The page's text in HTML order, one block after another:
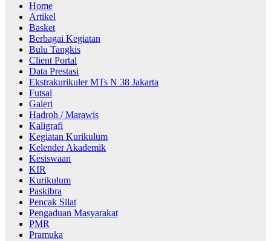
Home
Artikel
Basket
Berbagai Kegiatan
Bulu Tangkis
Client Portal
Data Prestasi
Ekstrakurikuler MTs N 38 Jakarta
Futsal
Galeri
Hadroh / Marawis
Kaligrafi
Kegiatan Kurikulum
Kelender Akademik
Kesiswaan
KIR
Kurikulum
Paskibra
Pencak Silat
Pengaduan Masyarakat
PMR
Pramuka